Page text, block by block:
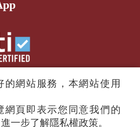
Taiwan International).
rights reserved.
的網站服務，本網站使用
網頁即表示您同意我們的
一步了解隱私權政策。